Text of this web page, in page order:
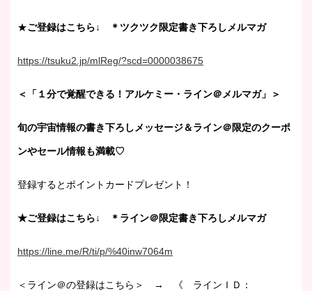
★ご登録はこちら↓ ＊ツクツク限定書き下ろしメルマガ
https://tsuku2.jp/mlReg/?scd=0000038675
＜「１分で覚醒できる！アルケミー・ライン＠メルマガ」＞
旬の宇宙情報の書き下ろしメッセージ＆ライン＠限定のクーポ
ンやセール情報も満載♡
登録するとポイントカードプレゼント！
★ご登録はこちら↓ ＊ライン＠限定書き下ろしメルマガ
https://line.me/R/ti/p/%40inw7064m
＜ライン＠の登録はこちら＞ → 《 ラインＩＤ：